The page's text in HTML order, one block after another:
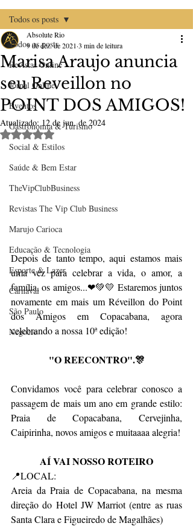
Todos os posts
Revistas Online
Jornal Online
Eventos
Gastronomia & Turismo
Social & Estilos
Saúde & Bem Estar
TheVipClubBusiness
Revistas The Vip Club Business
Marujo Carioca
Educação & Tecnologia
Esporte & Lazer
Carnaval
São Paulo
Negocio
Todos os posts
Marisa Araujo anuncia
seu Reveillon no
POINT DOS AMIGOS!
Absolute Rio
9 de dez. de 2021 3 min de leitura
Atualizado: 12 de jun. de 2024
Avaliado com NaN de 5 estrelas.
Depois de tanto tempo, aqui estamos mais
uma vez para celebrar a vida, o amor, a
família, os amigos...❤💚💛 Estaremos juntos
novamente em mais um Réveillon do Point
dos Amigos em Copacabana, agora
celebrando a nossa 10ª edição!
"O REECONTRO".🎊
Convidamos você para celebrar conosco a
passagem de mais um ano em grande estilo:
Praia de Copacabana, Cervejinha,
Caipirinha, novos amigos e muitaaaa alegria!
AÍ VAI NOSSO ROTEIRO
📍LOCAL:
Areia da Praia de Copacabana, na mesma
direção do Hotel JW Marriot (entre as ruas
Santa Clara e Figueiredo de Magalhães)